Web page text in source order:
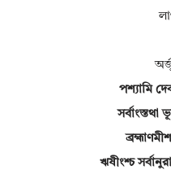
পশ্যামি
ঋষীংশ্চ